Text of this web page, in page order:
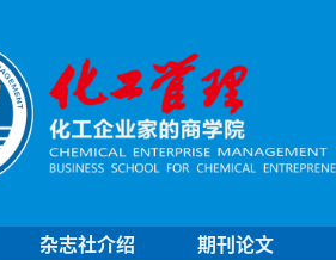
杂志社介绍 期刊论文